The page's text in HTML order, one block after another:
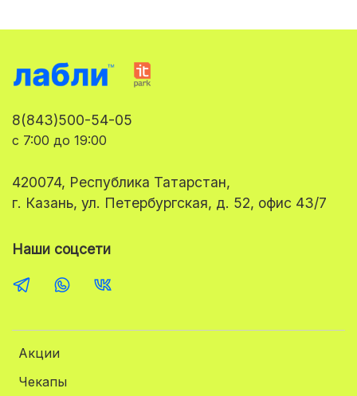
Акции
Чекапы
8(843)500-54-05
с 7:00 до 19:00
420074, Республика Татарстан,
г. Казань, ул. Петербургская, д. 52, офис 43/7
Наши соцсети